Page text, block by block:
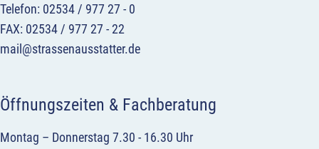
Telefon: 02534 / 977 27 - 0
FAX: 02534 / 977 27 - 22
mail@strassenausstatter.de
Öffnungszeiten & Fachberatung
Montag – Donnerstag 7.30 - 16.30 Uhr